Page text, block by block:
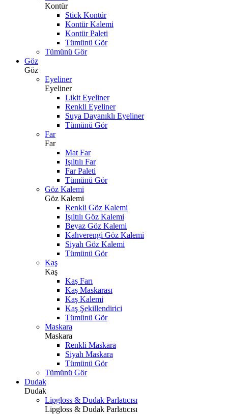
Kontür
Stick Kontür
Kontür Kalemi
Kontür Paleti
Tümünü Gör
Tümünü Gör
Göz
Göz
Eyeliner
Eyeliner
Likit Eyeliner
Renkli Eyeliner
Suya Dayanıklı Eyeliner
Tümünü Gör
Far
Far
Mat Far
Işıltılı Far
Far Paleti
Tümünü Gör
Göz Kalemi
Göz Kalemi
Renkli Göz Kalemi
Işıltılı Göz Kalemi
Beyaz Göz Kalemi
Kahverengi Göz Kalemi
Siyah Göz Kalemi
Tümünü Gör
Kaş
Kaş
Kaş Farı
Kaş Maskarası
Kaş Kalemi
Kaş Şekillendirici
Tümünü Gör
Maskara
Maskara
Renkli Maskara
Siyah Maskara
Tümünü Gör
Tümünü Gör
Dudak
Dudak
Lipgloss & Dudak Parlatıcısı
Lipgloss & Dudak Parlatıcısı